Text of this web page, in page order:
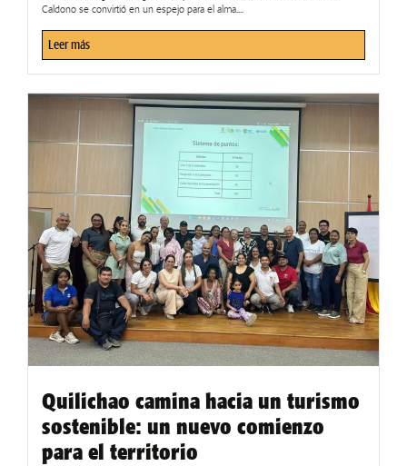
Caldono se convirtió en un espejo para el alma....
Leer más
Quilichao camina hacia un turismo
sostenible: un nuevo comienzo
para el territorio